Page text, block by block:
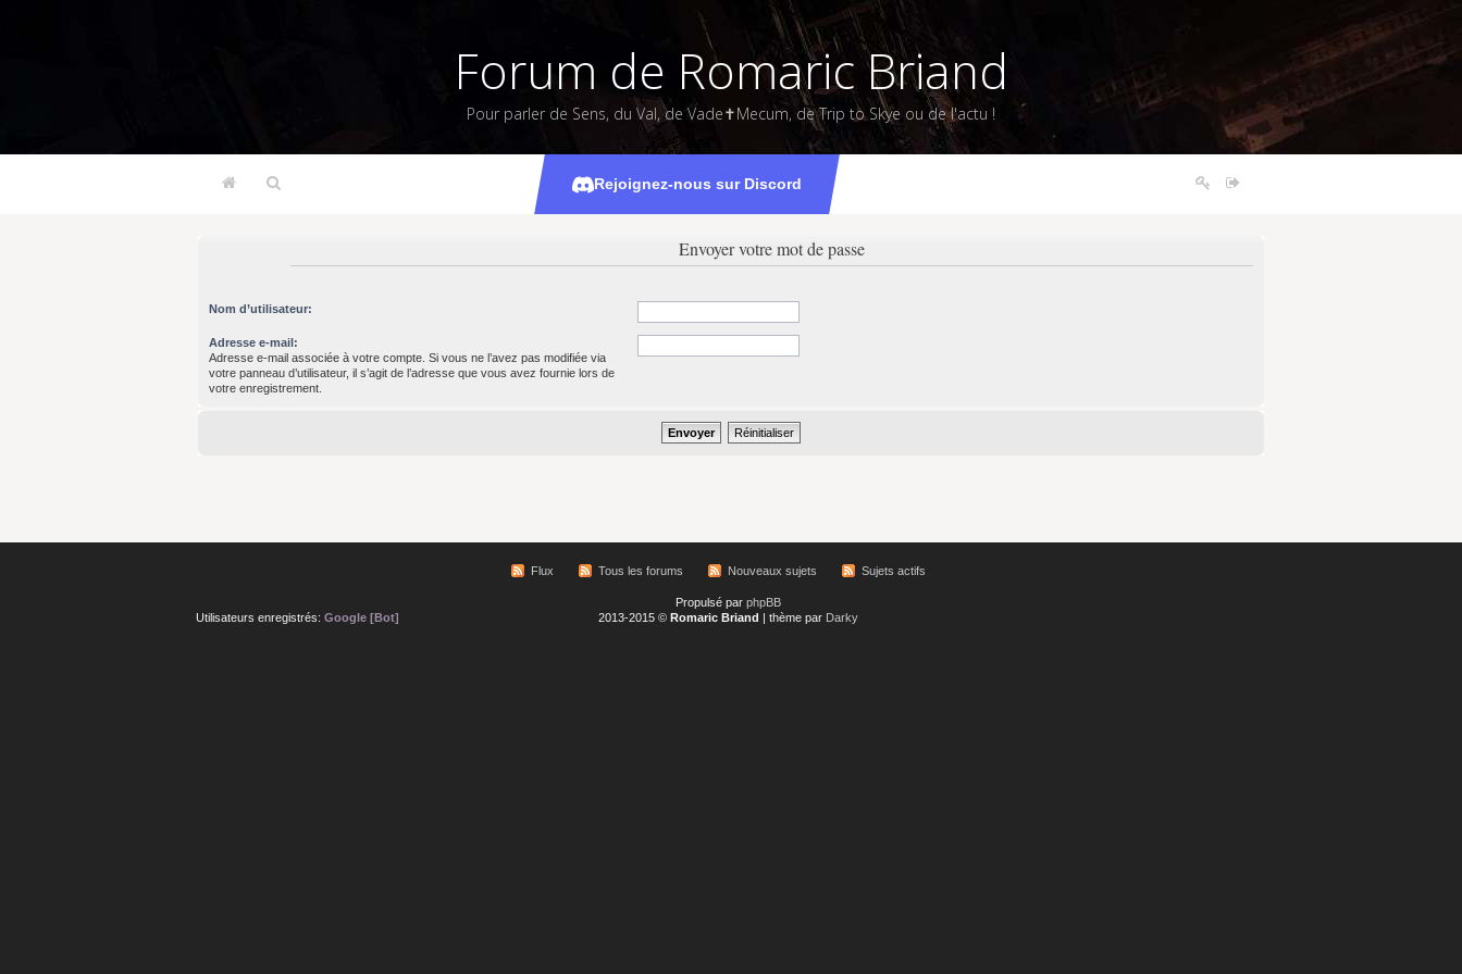
Forum de Romaric Briand
Pour parler de Sens, du Val, de Vade✝Mecum, de Trip to Skye ou de l'actu !
Rejoignez-nous sur Discord
Envoyer votre mot de passe
Nom d’utilisateur:
Adresse e-mail:
Adresse e-mail associée à votre compte. Si vous ne l’avez pas modifiée via
votre panneau d’utilisateur, il s’agit de l’adresse que vous avez fournie lors de
votre enregistrement.
Flux Tous les forums Nouveaux sujets Sujets actifs
Utilisateurs enregistrés: Google [Bot]
Propulsé par phpBB
2013-2015 © Romaric Briand | thème par Darky